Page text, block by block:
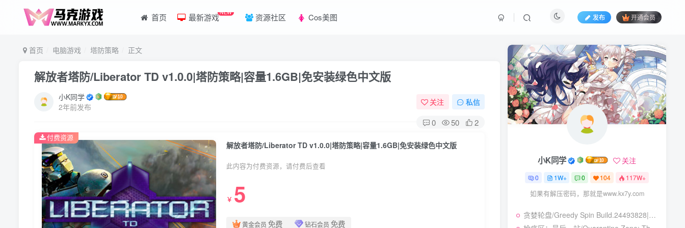
首页 最新游戏NEW 资源社区 Cos美图 发布 开通会员
首页 电脑游戏 塔防策略 正文
解放者塔防/Liberator TD v1.0.0|塔防策略|容量1.6GB|免安装绿色中文版
小K同学
2年前发布
关注 私信
0 50 2
解放者塔防/Liberator TD v1.0.0|塔防策略|容量1.6GB|免安装绿色中文版
此内容为付费资源，请付费后查看
￥ 5
黄金会员 免费 钻石会员 免费
付费资源
小K同学 关注
0 1W+ 0 104 117W+
如果有解压密码，那就是www.kx7y.com
贪婪轮盘/Greedy Spin Build.24493828|策略战棋|容量247B|免安装绿色中文版